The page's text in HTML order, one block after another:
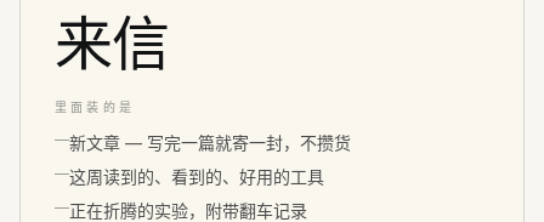
来信
里面装的是
新文章 — 写完一篇就寄一封，不攒货
这周读到的、看到的、好用的工具
正在折腾的实验，附带翻车记录